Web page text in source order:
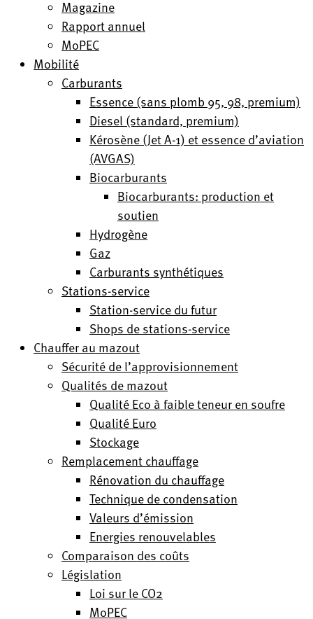
Magazine
Rapport annuel
MoPEC
Mobilité
Carburants
Essence (sans plomb 95, 98, premium)
Diesel (standard, premium)
Kérosène (Jet A-1) et essence d’aviation
(AVGAS)
Biocarburants
Biocarburants: production et
soutien
Hydrogène
Gaz
Carburants synthétiques
Stations-service
Station-service du futur
Shops de stations-service
Chauffer au mazout
Sécurité de l’approvisionnement
Qualités de mazout
Qualité Eco à faible teneur en soufre
Qualité Euro
Stockage
Remplacement chauffage
Rénovation du chauffage
Technique de condensation
Valeurs d’émission
Energies renouvelables
Comparaison des coûts
Législation
Loi sur le CO2
MoPEC